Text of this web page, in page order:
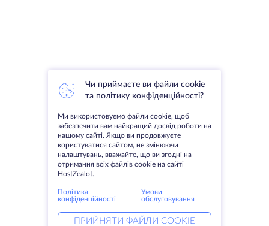
Чи приймаєте ви файли cookie
та політику конфіденційності?
Ми використовуємо файли cookie, щоб
забезпечити вам найкращий досвід роботи на
нашому сайті. Якщо ви продовжуєте
користуватися сайтом, не змінюючи
налаштувань, вважайте, що ви згодні на
отримання всіх файлів cookie на сайті
HostZealot.
Політика
конфіденційності
Умови
обслуговування
ПРИЙНЯТИ ФАЙЛИ COOKIE